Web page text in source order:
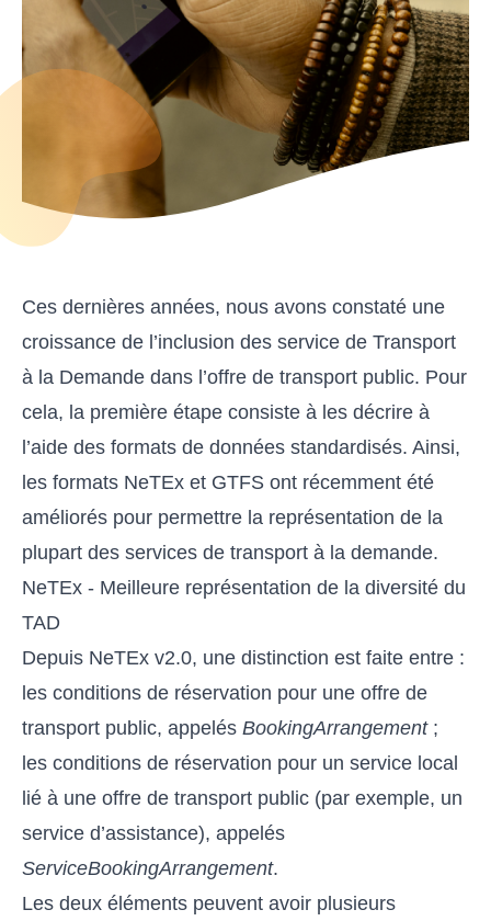
Ces dernières années, nous avons constaté une
croissance de l’inclusion des service de Transport
à la Demande dans l’offre de transport public. Pour
cela, la première étape consiste à les décrire à
l’aide des formats de données standardisés. Ainsi,
les formats NeTEx et GTFS ont récemment été
améliorés pour permettre la représentation de la
plupart des services de transport à la demande.
NeTEx - Meilleure représentation de la diversité du
TAD
Depuis NeTEx v2.0, une distinction est faite entre :
les conditions de réservation pour une offre de
transport public, appelés BookingArrangement;
les conditions de réservation pour un service local
lié à une offre de transport public (par exemple, un
service d’assistance), appelés
ServiceBookingArrangement.
Les deux éléments peuvent avoir plusieurs